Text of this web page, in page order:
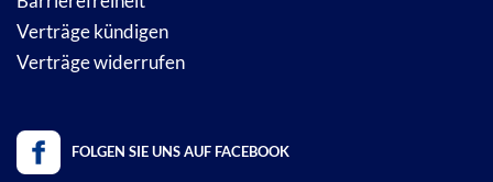
Verträge kündigen
Verträge widerrufen
FOLGEN SIE UNS AUF FACEBOOK